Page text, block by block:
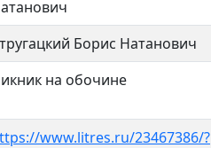
Борис Натанович
на обочине
www.litres.ru/23467386/?